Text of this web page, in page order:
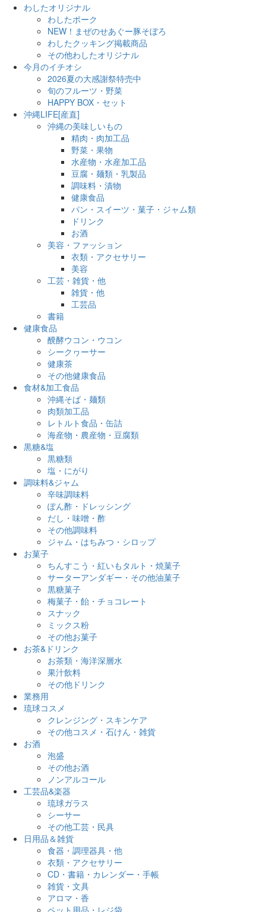
わしたオリジナル
わしたポーク
NEW！まぜのせあぐー豚そぼろ
わしたクッキング掲載商品
その他わしたオリジナル
今月のイチオシ
2026夏の大感謝祭特売中
旬のフルーツ・野菜
HAPPY BOX・セット
沖縄LIFE[産直]
沖縄の美味しいもの
精肉・肉加工品
野菜・果物
水産物・水産加工品
豆腐・麺類・乳製品
調味料・漬物
健康食品
パン・スイーツ・菓子・ジャム類
ドリンク
お酒
美容・ファッション
衣類・アクセサリー
美容
工芸・雑貨・他
雑貨・他
工芸品
書籍
健康食品
醗酵ウコン・ウコン
シークヮーサー
健康茶
その他健康食品
食材&加工食品
沖縄そば・麺類
肉類加工品
レトルト食品・缶詰
海産物・農産物・豆腐類
黒糖&塩
黒糖類
塩・にがり
調味料&ジャム
辛味調味料
ぽん酢・ドレッシング
だし・味噌・酢
その他調味料
ジャム・はちみつ・シロップ
お菓子
ちんすこう・紅いもタルト・焼菓子
サーターアンダギー・その他油菓子
黒糖菓子
梅菓子・飴・チョコレート
スナック
ミックス粉
その他お菓子
お茶&ドリンク
お茶類・海洋深層水
果汁飲料
その他ドリンク
業務用
琉球コスメ
クレンジング・スキンケア
その他コスメ・石けん・雑貨
お酒
泡盛
その他お酒
ノンアルコール
工芸品&楽器
琉球ガラス
シーサー
その他工芸・民具
日用品＆雑貨
食器・調理器具・他
衣類・アクセサリー
CD・書籍・カレンダー・手帳
雑貨・文具
アロマ・香
ペット用品・レジ袋